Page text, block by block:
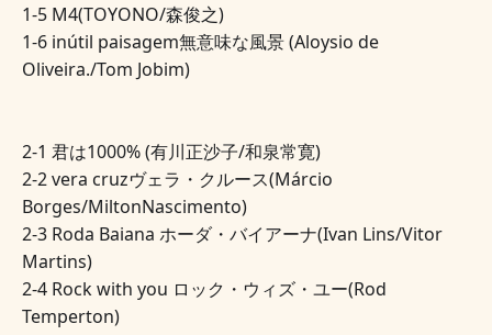
1-5 M4(TOYONO/森俊之)
1-6 inútil paisagem無意味な風景 (Aloysio de
Oliveira./Tom Jobim)
2-1 君は1000% (有川正沙子/和泉常寛)
2-2 vera cruzヴェラ・クルース(Márcio
Borges/MiltonNascimento)
2-3 Roda Baiana ホーダ・バイアーナ(Ivan Lins/Vitor
Martins)
2-4 Rock with you ロック・ウィズ・ユー(Rod
Temperton)